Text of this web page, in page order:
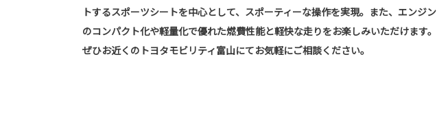
トするスポーツシートを中心として、スポーティーな操作を実現。また、エンジン
のコンパクト化や軽量化で優れた燃費性能と軽快な走りをお楽しみいただけます。
ぜひお近くのトヨタモビリティ富山にてお気軽にご相談ください。